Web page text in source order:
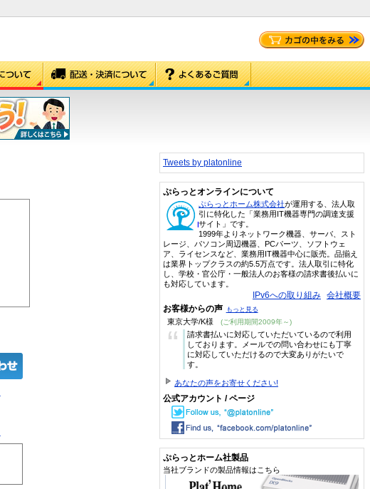
Tweets by platonline
ぷらっとオンラインについて
ぷらっとホーム株式会社が運用する、法人取
引に特化した「業務用IT機器専門の調達支援
サイト」です。
1999年よりネットワーク機器、サーバ、スト
レージ、パソコン周辺機器、PCパーツ、ソフトウェ
ア、ライセンスなど、業務用IT機器中心に販売。品揃え
は業界トップクラスの約5.5万点です。法人取引に特化
し、学校・官公庁・一般法人のお客様の請求書後払いに
も対応しています。
IPv6への取り組み 会社概要
お客様からの声 もっと見る
東京大学/K様 (ご利用期間2009年～)
“
請求書払いに対応していただいているので利用
しております。メールでの問い合わせにも丁寧
に対応していただけるので大変ありがたいで
す。
あなたの声をお寄せください!
公式アカウント / ページ
ぷらっとホーム社製品
当社ブランドの製品情報はこちら